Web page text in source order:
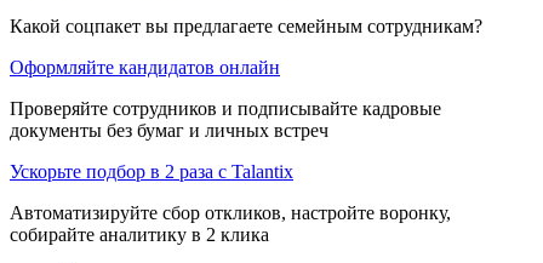
Какой соцпакет вы предлагаете семейным сотрудникам?
Оформляйте кандидатов онлайн
Проверяйте сотрудников и подписывайте кадровые
документы без бумаг и личных встреч
Ускорьте подбор в 2 раза с Talantix
Автоматизируйте сбор откликов, настройте воронку,
собирайте аналитику в 2 клика